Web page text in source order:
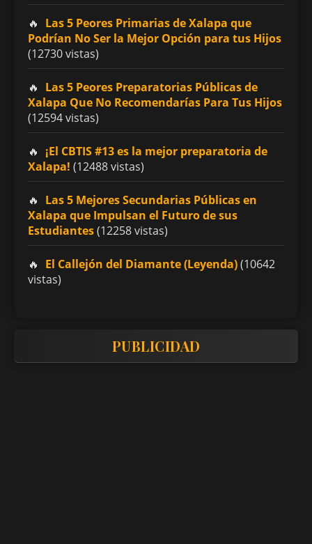
Las 5 Peores Primarias de Xalapa que
Podrían No Ser la Mejor Opción para tus Hijos
(12730 vistas)
Las 5 Peores Preparatorias Públicas de
Xalapa Que No Recomendarías Para Tus Hijos
(12594 vistas)
¡El CBTIS #13 es la mejor preparatoria de
Xalapa! (12488 vistas)
Las 5 Mejores Secundarias Públicas en
Xalapa que Impulsan el Futuro de sus
Estudiantes(12258 vistas)
El Callejón del Diamante (Leyenda)(10642
vistas)
PUBLICIDAD